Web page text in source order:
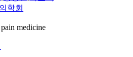
학회
medicine